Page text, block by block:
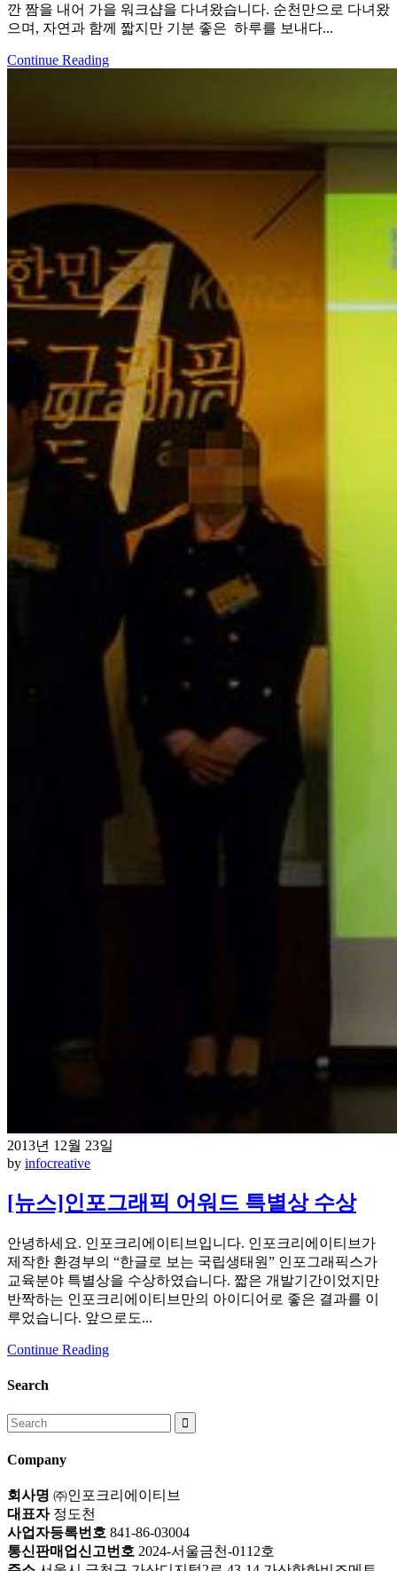
깐 짬을 내어 가을 워크샵을 다녀왔습니다. 순천만으로 다녀왔
으며, 자연과 함께 짧지만 기분 좋은 하루를 보내다...
Continue Reading
2013년 12월 23일
by infocreative
[뉴스]인포그래픽 어워드 특별상 수상
안녕하세요. 인포크리에이티브입니다. 인포크리에이티브가
제작한 환경부의 “한글로 보는 국립생태원” 인포그래픽스가
교육분야 특별상을 수상하였습니다. 짧은 개발기간이었지만
반짝하는 인포크리에이티브만의 아이디어로 좋은 결과를 이
루었습니다. 앞으로도...
Continue Reading
Search
Search
for:
Company
회사명 ㈜인포크리에이티브
대표자정도천
사업자등록번호 841-86-03004
통신판매업신고번호 2024-서울금천-0112호